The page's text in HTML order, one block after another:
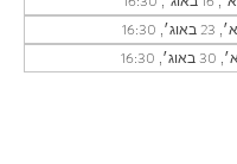
16:30
16:30